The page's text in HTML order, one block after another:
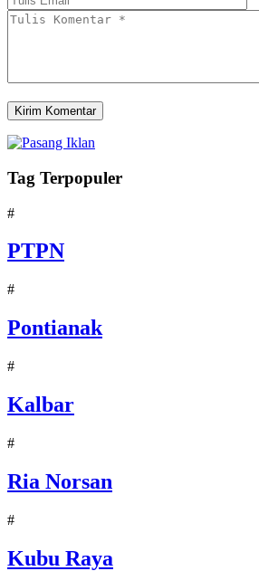
Tag Terpopuler
#
PTPN
#
Pontianak
#
Kalbar
#
Ria Norsan
#
Kubu Raya